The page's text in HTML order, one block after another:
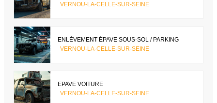
VERNOU-LA-CELLE-SUR-SEINE
ENLÈVEMENT ÉPAVE SOUS-SOL / PARKING
VERNOU-LA-CELLE-SUR-SEINE
EPAVE VOITURE
VERNOU-LA-CELLE-SUR-SEINE